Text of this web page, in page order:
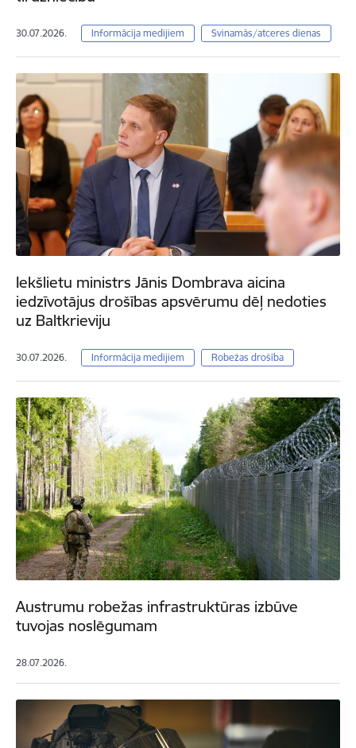
30.07.2026. Informācija medijiem Svinamās/atceres dienas
Iekšlietu ministrs Jānis Dombrava aicina
iedzīvotājus drošības apsvērumu dēļ nedoties
uz Baltkrieviju
30.07.2026. Informācija medijiem Robežas drošība
Austrumu robežas infrastruktūras izbūve
tuvojas noslēgumam
28.07.2026.